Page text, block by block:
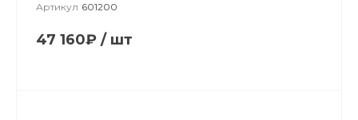
Артикул 601200
47 160₽ / шт